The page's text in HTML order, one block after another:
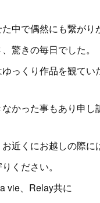
中で偶然にも繋がり
驚きの毎日でした。
っくり作品を観てい
かった事もあり申し
近くにお越しの際に
ください。
vie、Relay共に